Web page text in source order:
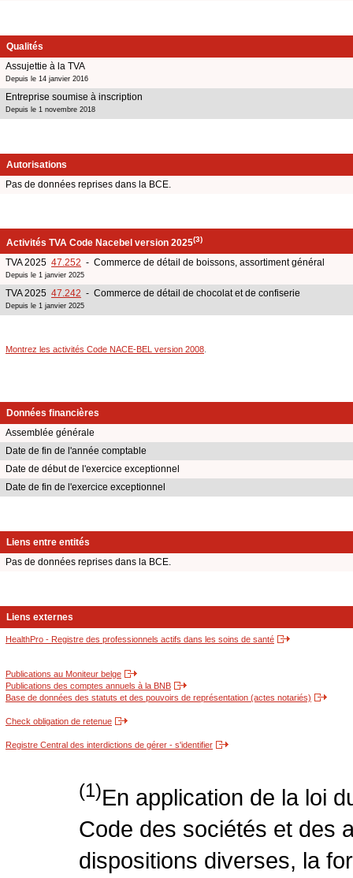
Qualités
Assujettie à la TVA
Depuis le 14 janvier 2016
Entreprise soumise à inscription
Depuis le 1 novembre 2018
Autorisations
Pas de données reprises dans la BCE.
Activités TVA Code Nacebel version 2025(3)
TVA 2025 47.252 - Commerce de détail de boissons, assortiment général
Depuis le 1 janvier 2025
TVA 2025 47.242 - Commerce de détail de chocolat et de confiserie
Depuis le 1 janvier 2025
Montrez les activités Code NACE-BEL version 2008
Données financières
Assemblée générale
Date de fin de l'année comptable
Date de début de l'exercice exceptionnel
Date de fin de l'exercice exceptionnel
Liens entre entités
Pas de données reprises dans la BCE.
Liens externes
HealthPro - Registre des professionnels actifs dans les soins de santé
Publications au Moniteur belge
Publications des comptes annuels à la BNB
Base de données des statuts et des pouvoirs de représentation (actes notariés)
Check obligation de retenue
Registre Central des interdictions de gérer - s'identifier
(1)En application de la loi
Code des sociétés et des
dispositions diverses, la